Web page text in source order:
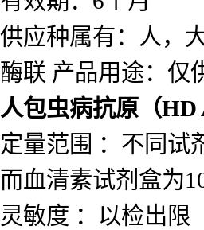
供应种属有：人，
酶联 产品用途：仅
人包虫病抗原（
定量范围 ：不同试
而血清素试剂盒为
灵敏度 ：以检出限